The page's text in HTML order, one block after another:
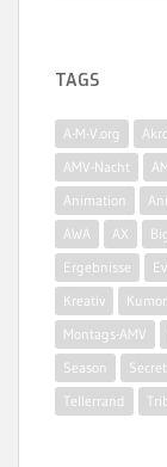
TAGS
A-M-V.org
AMV-Nacht
Animation
AWA
AX
Ergebnisse
Kreativ
Montags-AMV
Season
Tellerrand